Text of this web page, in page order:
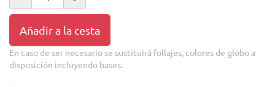
Añadir a la cesta
En caso de ser necesario se sustituirá follajes, colores de globo a
disposición incluyendo bases.